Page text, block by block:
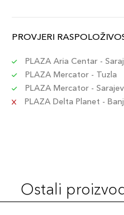
PROVJERI
PLAZA Aria Centar -
PLAZA Mercator - Tuzla
PLAZA Mercator -
PLAZA Delta Planet -
Ostali